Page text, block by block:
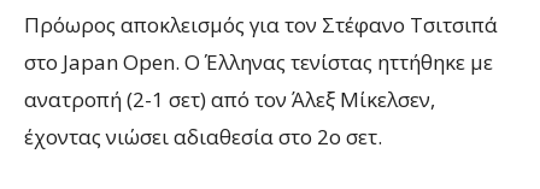
Πρόωρος αποκλεισμός για τον Στέφανο Τσιτσιπά
στο Japan Open. ΟΈλληνας τενίστας ηττήθηκε με
ανατροπή (2-1 σετ) από τον Άλεξ Μίκελσεν,
έχοντας νιώσει αδιαθεσία στο 2ο σετ.